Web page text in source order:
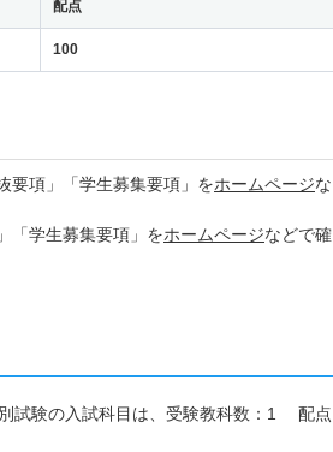
配点
100
要項」「学生募集要項」をホームページな
「学生募集要項」をホームページなどで確
試験の入試科目は、受験教科数：1 配点